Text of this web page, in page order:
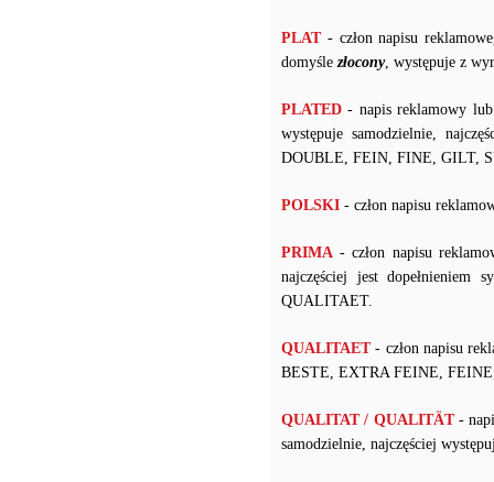
PLAT- człon napisu
domyślezłocony, występuje z
PLATED - napis reklamowy
występuje samodzielnie,
DOUBLE, FEIN, FINE, GILT,
POLSKI - człon napisu
PRIMA - człon napisu
najczęściej jest
QUALITAET.
QUALITAET- człon napisu
BESTE, EXTRA FEINE,
QUALITAT / QUALITÄT-
samodzielnie, najczęściej